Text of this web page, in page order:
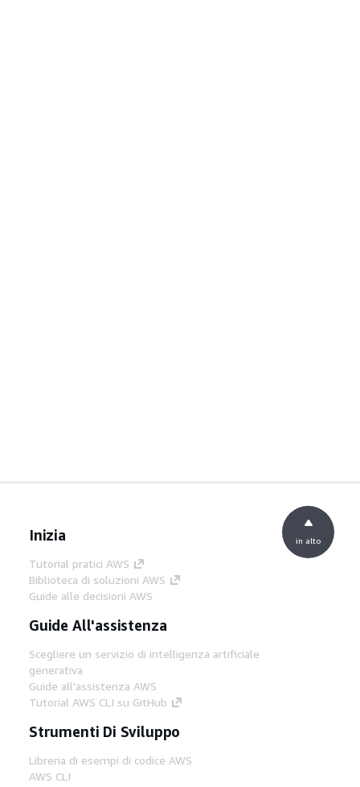
Inizia
Tutorial pratici AWS
Biblioteca di soluzioni AWS
Guide alle decisioni AWS
Guide All'assistenza
Scegliere un servizio di intelligenza artificiale
generativa
Guide all'assistenza AWS
Tutorial AWS CLI su GitHub
Strumenti Di Sviluppo
Libreria di esempi di codice AWS
AWS CLI
in alto